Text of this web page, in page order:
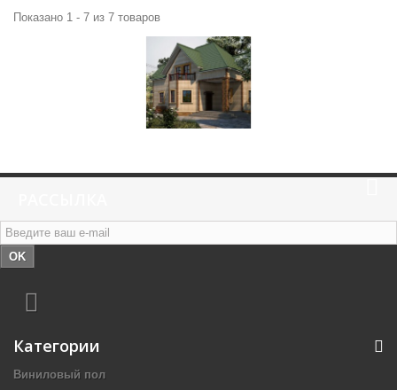
Показано 1 - 7 из 7 товаров
OK
Категории
Виниловый пол